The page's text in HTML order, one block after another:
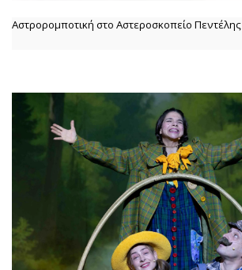
Αστρορομποτική στο Αστεροσκοπείο Πεντέλης